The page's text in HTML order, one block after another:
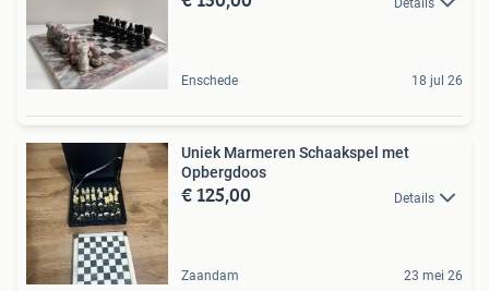
Enschede 18 jul 26
Uniek Marmeren Schaakspel met
Opbergdoos
€ 125,00 Details
Zaandam 23 mei 26